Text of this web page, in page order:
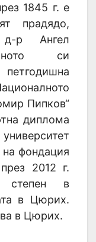
1845 г. е
прадядо,
д-р Ангел
си
Пипков“
диплома
на фондация
2012 г.
степен в
в Цюрих.
в Цюрих.